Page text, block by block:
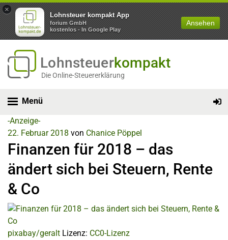
×
Lohnsteuer kompakt App
forium GmbH
kostenlos - In Google Play
Ansehen
Lohnsteuerkompakt
Die Online-Steuererklärung
Menü
-Anzeige-
22. Februar 2018 von Chanice Pöppel
Finanzen für 2018 – das
ändert sich bei Steuern, Rente
& Co
pixabay/geralt Lizenz: CC0-Lizenz